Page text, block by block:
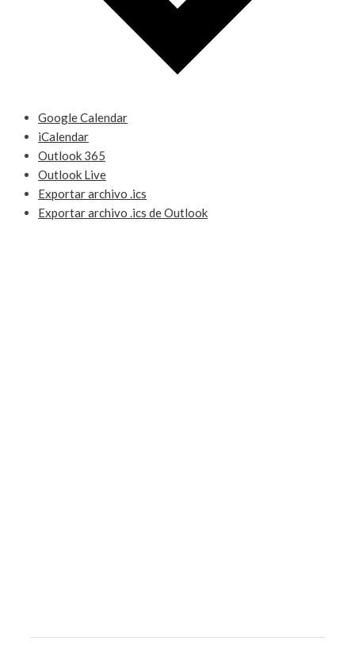
Google Calendar
iCalendar
Outlook 365
Outlook Live
Exportar archivo .ics
Exportar archivo .ics de Outlook